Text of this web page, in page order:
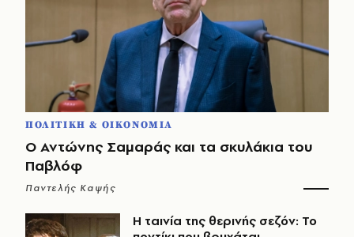
ΠΟΛΙΤΙΚΗ & ΟΙΚΟΝΟΜΙΑ
Ο Αντώνης Σαμαράς και τα σκυλάκια του
Παβλόφ
Παντελής Καψής
Η ταινία της θερινής σεζόν: Το